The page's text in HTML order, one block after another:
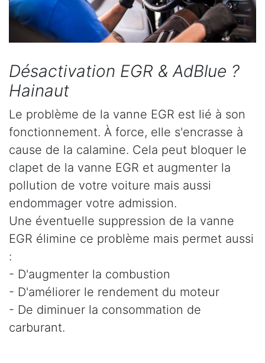
Désactivation EGR & AdBlue ?
Hainaut
Le problème de la vanne EGR est lié à son
fonctionnement. À force, elle s'encrasse à
cause de la calamine. Cela peut bloquer le
clapet de la vanne EGR et augmenter la
pollution de votre voiture mais aussi
endommager votre admission.
Une éventuelle suppression de la vanne
EGR élimine ce problème mais permet aussi
:
- D'augmenter la combustion
- D'améliorer le rendement du moteur
- De diminuer la consommation de
carburant.